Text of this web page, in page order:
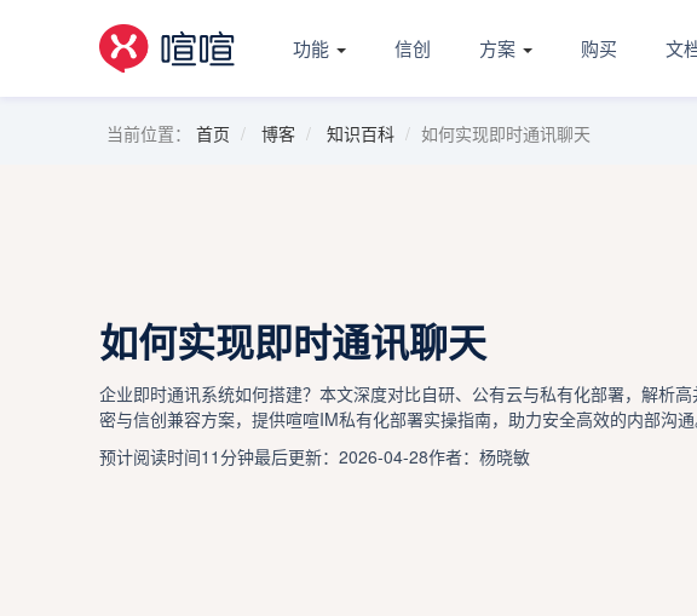
功能 信创 方案 购买 文
当前位置： 首页 博客 知识百科 如何实现即时通讯聊天
如何实现即时通讯聊天
企业即时通讯系统如何搭建？本文深度对比自研、公有云与私有化部署，解析
密与信创兼容方案，提供喧喧IM私有化部署实操指南，助力安全高效的内部沟通
预计阅读时间11分钟最后更新：2026-04-28作者：杨晓敏